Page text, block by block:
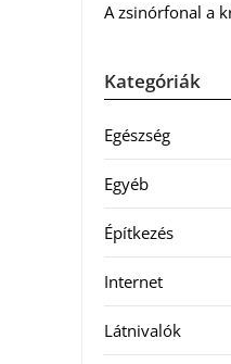
A zsinórfonal a
Kategóriák
Egészség
Egyéb
Építkezés
Internet
Látnivalók